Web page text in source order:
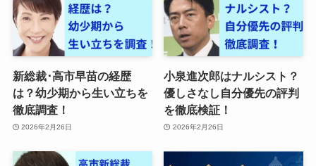
新総裁･高市早苗の経歴
は？幼少期から生い立ちを
徹底調査！
2026年2月26日
小泉進次郎はナルシスト？
優しさなし自分優先の評判
を徹底検証！
2026年2月26日